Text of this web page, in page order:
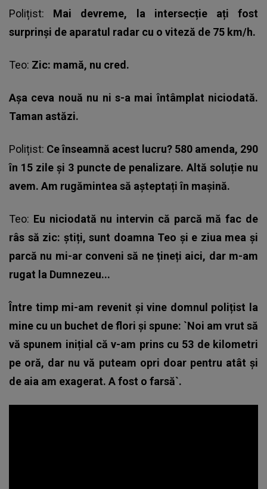
Polițist: Mai devreme, la intersecție ați fost
surprinși de aparatul radar cu o viteză de 75 km/h.
Teo: Zic: mamă, nu cred.
Așa ceva nouă nu ni s-a mai întâmplat niciodată.
Taman astăzi.
Polițist: Ce înseamnă acest lucru? 580 amenda, 290
în 15 zile și 3 puncte de penalizare. Altă soluție nu
avem. Am rugămintea să așteptați în mașină.
Teo: Eu niciodată nu intervin că parcă mă fac de
râs să zic: știți, sunt doamna Teo și e ziua mea și
parcă nu mi-ar conveni să ne țineți aici, dar m-am
rugat la Dumnezeu...
Între timp mi-am revenit și vine domnul polițist la
mine cu un buchet de flori și spune: `Noi am vrut să
vă spunem inițial că v-am prins cu 53 de kilometri
pe oră, dar nu vă puteam opri doar pentru atât și
de aia am exagerat. A fost o farsă`.